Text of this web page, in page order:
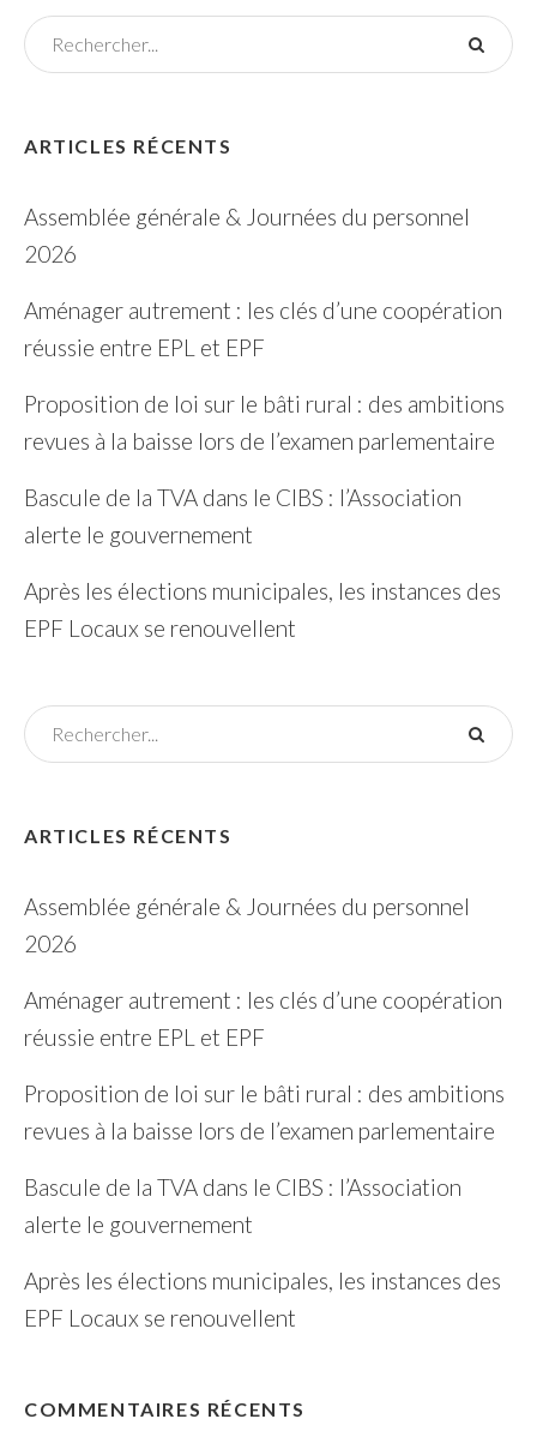
ARTICLES RÉCENTS
Assemblée générale & Journées du personnel
2026
Aménager autrement : les clés d’une coopération
réussie entre EPL et EPF
Proposition de loi sur le bâti rural : des ambitions
revues à la baisse lors de l’examen parlementaire
Bascule de la TVA dans le CIBS : l’Association
alerte le gouvernement
Après les élections municipales, les instances des
EPF Locaux se renouvellent
ARTICLES RÉCENTS
Assemblée générale & Journées du personnel
2026
Aménager autrement : les clés d’une coopération
réussie entre EPL et EPF
Proposition de loi sur le bâti rural : des ambitions
revues à la baisse lors de l’examen parlementaire
Bascule de la TVA dans le CIBS : l’Association
alerte le gouvernement
Après les élections municipales, les instances des
EPF Locaux se renouvellent
COMMENTAIRES RÉCENTS